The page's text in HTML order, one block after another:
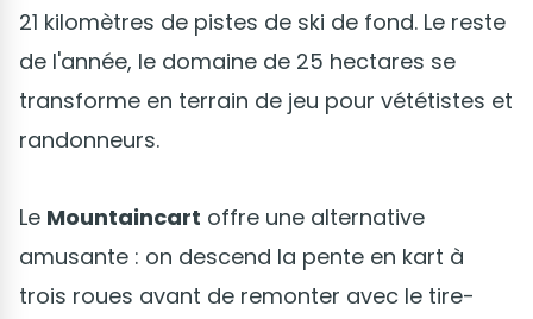
21 kilomètres de pistes de ski de fond. Le reste
de l'année, le domaine de 25 hectares se
transforme en terrain de jeu pour vététistes et
randonneurs.
Le Mountaincart offre une alternative
amusante : on descend la pente en kart à
trois roues avant de remonter avec le tire-